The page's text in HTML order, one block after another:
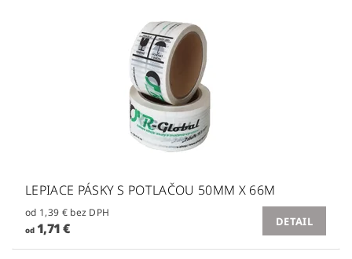
LEPIACE PÁSKY S POTLAČOU 50MM X 66M
od 1,39 € bez DPH
od1,71 € DETAIL